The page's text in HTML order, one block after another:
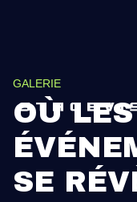
GALERIE
OÙ
SE